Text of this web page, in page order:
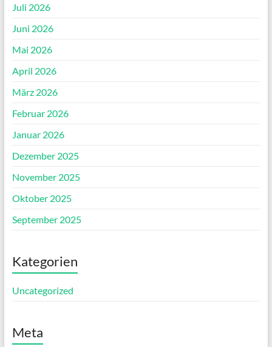
Juli 2026
Juni 2026
Mai 2026
April 2026
März 2026
Februar 2026
Januar 2026
Dezember 2025
November 2025
Oktober 2025
September 2025
Kategorien
Uncategorized
Meta